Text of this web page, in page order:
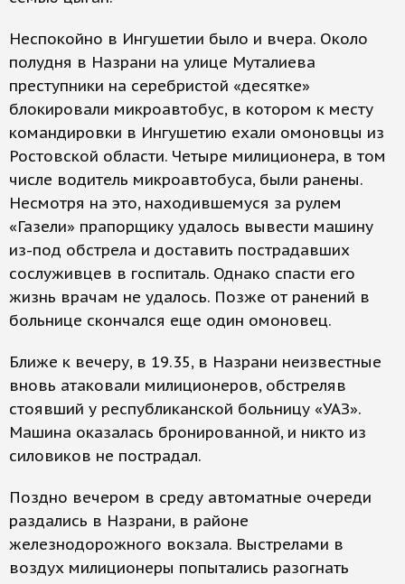
Неспокойно в Ингушетии было и вчера. Около
полудня в Назрани на улице Муталиева
преступники на серебристой «десятке»
блокировали микроавтобус, в котором к месту
командировки в Ингушетию ехали омоновцы из
Ростовской области. Четыре милиционера, в том
числе водитель микроавтобуса, были ранены.
Несмотря на это, находившемуся за рулем
«Газели» прапорщику удалось вывести машину
из-под обстрела и доставить пострадавших
сослуживцев в госпиталь. Однако спасти его
жизнь врачам не удалось. Позже от ранений в
больнице скончался еще один омоновец.
Ближе к вечеру, в 19.35, в Назрани неизвестные
вновь атаковали милиционеров, обстреляв
стоявший у республиканской больницу «УАЗ».
Машина оказалась бронированной, и никто из
силовиков не пострадал.
Поздно вечером в среду автоматные очереди
раздались в Назрани, в районе
железнодорожного вокзала. Выстрелами в
воздух милиционеры попытались разогнать